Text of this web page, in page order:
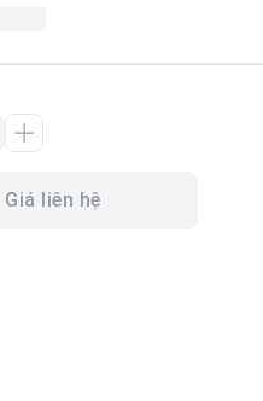
Giá liên hệ